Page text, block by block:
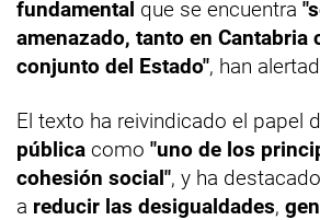
fundamental que se encuentra
amenazado, tanto en Cantabria
conjunto del Estado", han
El texto ha reivindicado el papel
pública como "uno de los
cohesión social", y ha
a reducir las desigualdades,